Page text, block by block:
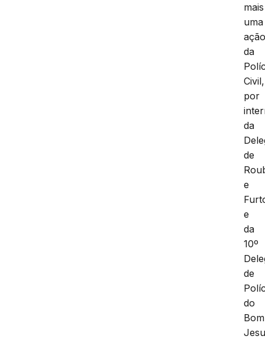
mais
uma
da
Civil,
por
da
de
e
e
da
10º
de
do
Bom